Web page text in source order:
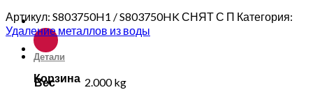
Корзина
Артикул: S803750H1 / S803750HK СНЯТ С П Категория:
Удаление металлов из воды
Детали
Вес
2.000 kg